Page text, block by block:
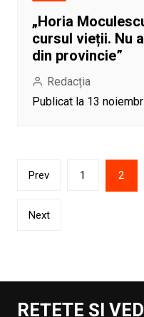
„Horia
cursul vieții. Nu
din provincie”
Redacția
Publicat la 13
Paginație
Prev 1 2
Next
REȚETE ȘI